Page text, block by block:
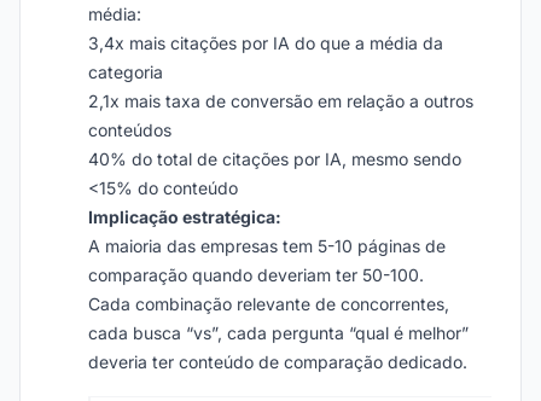
média:
3,4x mais citações por IA do que a média da
categoria
2,1x mais taxa de conversão em relação a outros
conteúdos
40% do total de citações por IA, mesmo sendo
<15% do conteúdo
Implicação estratégica:
A maioria das empresas tem 5-10 páginas de
comparação quando deveriam ter 50-100.
Cada combinação relevante de concorrentes,
cada busca “vs”, cada pergunta “qual é melhor”
deveria ter conteúdo de comparação dedicado.